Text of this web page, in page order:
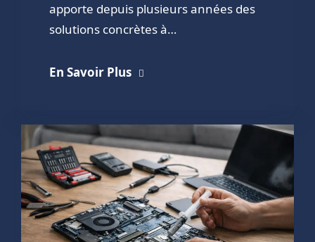
apporte depuis plusieurs années des
solutions concrètes à…
En Savoir Plus